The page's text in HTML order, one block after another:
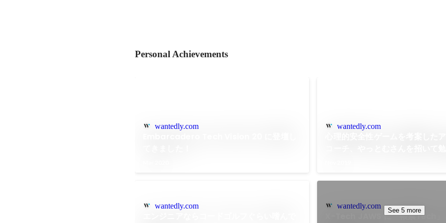
Personal Achievements
wantedly.com wantedly.com
wantedly.com wantedly.com
X-Tech JAWS に「帳票Tech」
See 5 more